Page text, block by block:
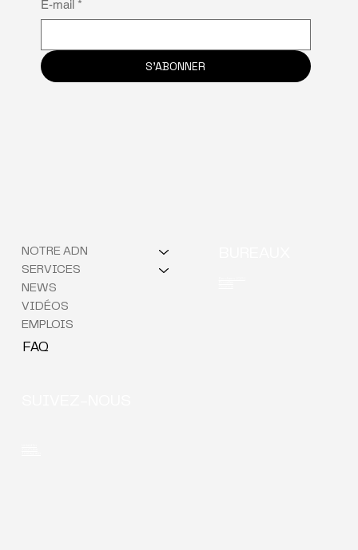
rétention
E-mail *
S'ABONNER
NOTRE ADN
SERVICES
NEWS
VIDÉOS
EMPLOIS
FAQ